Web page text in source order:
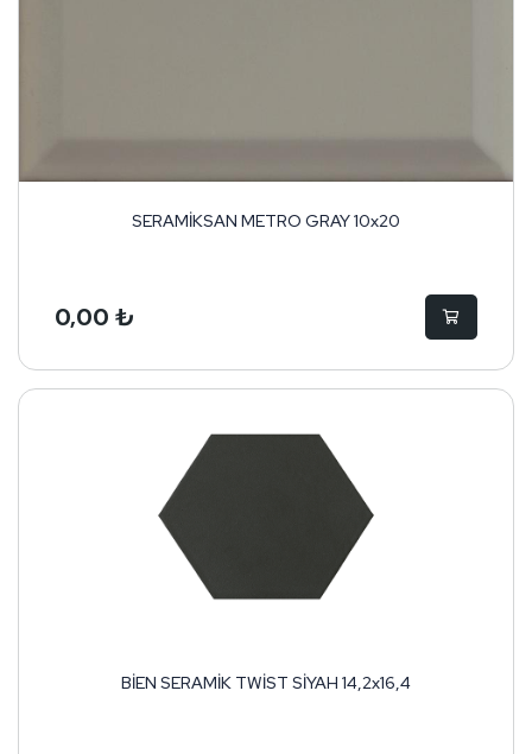
SERAMİKSAN METRO GRAY 10x20
0,00 ₺
BİEN SERAMİK TWİST SİYAH 14,2x16,4